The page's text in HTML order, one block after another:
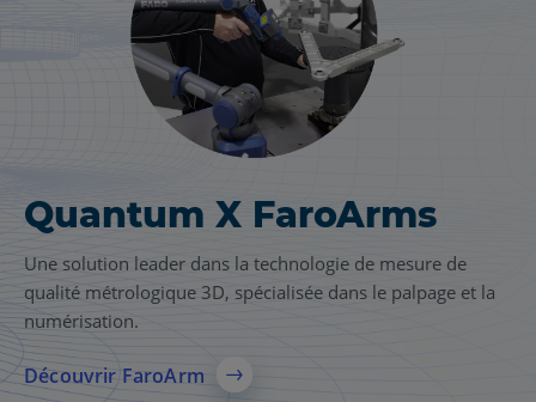
Quantum X FaroArms
Une solution leader dans la technologie de mesure de
qualité métrologique 3D, spécialisée dans le palpage et la
numérisation.
Découvrir FaroArm
Solution de numérisation
laser FARO Focus
Une solution complète de numérisation laser 3D pour
l’AEC, la fabrication et la sécurité publique, offrant une
capture précise de la réalité, des modèles 3D fiables et un
partage plus rapide des données entre les équipes.